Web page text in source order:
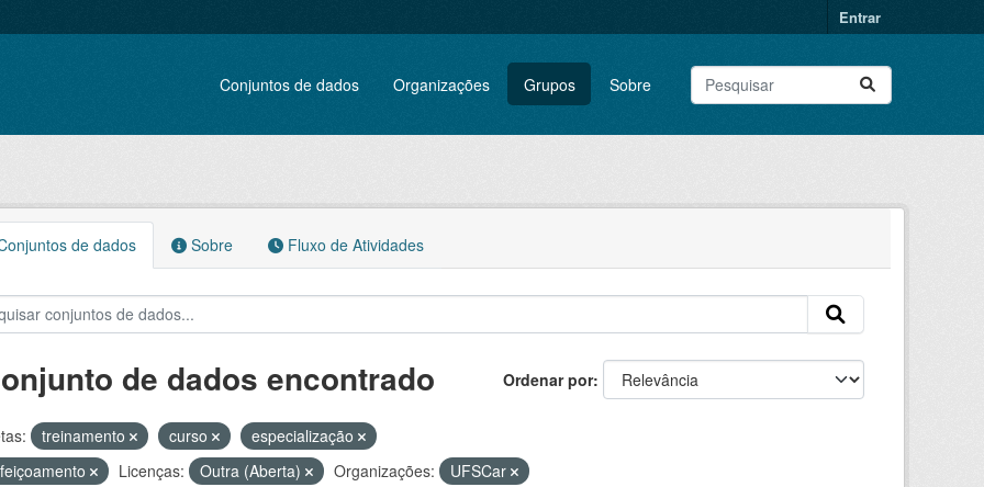
Entrar
Conjuntos de dados Organizações Grupos Sobre
de dados Sobre Fluxo de Atividades
Ordenar por
de dados encontrado
treinamento curso
especialização
Licenças: Outra (Aberta) Organizações: UFSCar